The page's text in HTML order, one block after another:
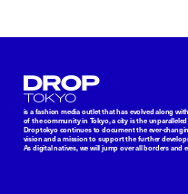
Droptokyo
is a fashion media outlet that has evolved along
of the community in Tokyo, a city is the
Droptokyo continues to document the ever-
vision and a mission to support the further
As digital natives, we will jump over all borders